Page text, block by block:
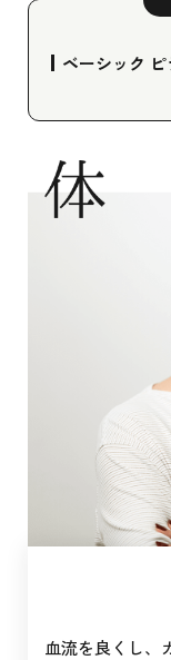
ベーシック ピ
血流を良くし、